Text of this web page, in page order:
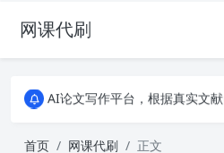
网课代刷
AI论文写作平台，根据真实文献
全能网课平台，大学生网课、成教、培训、继
全能网课平台，大学生网课、成教、培训、继
首页 网课代刷 正文